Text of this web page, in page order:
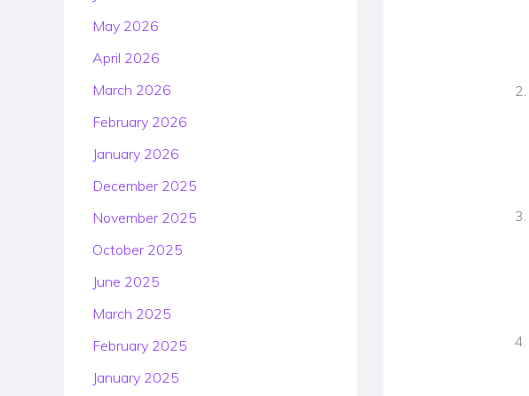
May 2026
April 2026
March 2026
February 2026
January 2026
December 2025
November 2025
October 2025
June 2025
March 2025
February 2025
January 2025